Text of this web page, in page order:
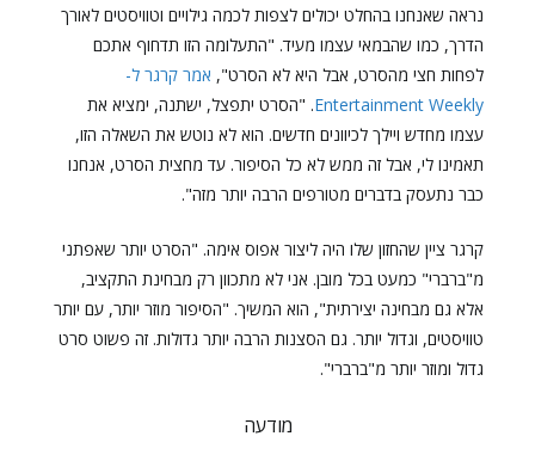
נראה שאנחנו בהחלט יכולים לצפות לכמה גילויים וטוויסטים לאורך
הדרך, כמו שהבמאי עצמו מעיד. "התעלומה הזו תדחוף אתכם
לפחות חצי מהסרט, אבל היא לא הסרט", אמר קרגר ל-
Entertainment Weekly. "הסרט יתפצל, ישתנה, ימציא את
עצמו מחדש ויילך לכיוונים חדשים. הוא לא נוטש את השאלה הזו,
תאמינו לי, אבל זה ממש לא כל הסיפור. עד מחצית הסרט, אנחנו
כבר נתעסק בדברים מטורפים הרבה יותר מזה".
קרגר ציין שהחזון שלו היה ליצור אפוס אימה. "הסרט יותר שאפתני
מ"ברברי" כמעט בכל מובן. אני לא מתכוון רק מבחינת התקציב,
אלא גם מבחינה יצירתית", הוא המשיך. "הסיפור מוזר יותר, עם יותר
טוויסטים, וגדול יותר. גם הסצנות הרבה יותר גדולות. זה פשוט סרט
גדול ומוזר יותר מ"ברברי".
מודעה